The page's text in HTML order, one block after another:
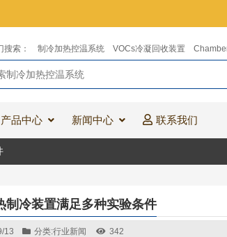
搜索： 制冷加热控温系统 VOCs冷凝回收装置
产品中心 新闻中心 联系我们
制冷装置满足多种实验条件
13 分类:行业新闻 342